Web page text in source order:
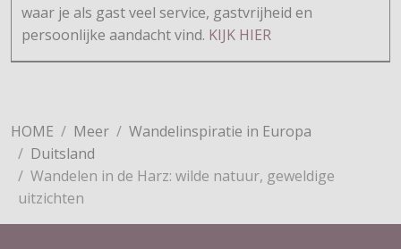
waar je als gast veel service, gastvrijheid en
persoonlijke aandacht vind. KIJK HIER
HOME Meer
Wandelinspiratie in Europa
Duitsland
Wandelen in de Harz: wilde natuur, geweldige
uitzichten